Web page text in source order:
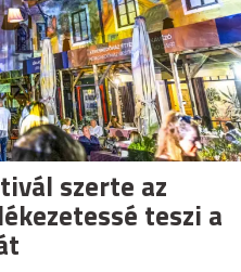
szerte az
teszi a